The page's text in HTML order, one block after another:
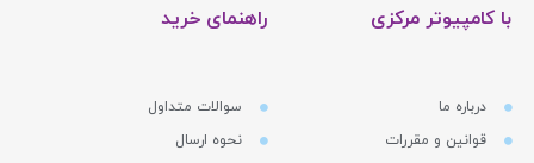
با کامپیوتر مرکزی
درباره ما
قوانین و مقررات
راهنمای خرید
سوالات متداول
نحوه ارسال